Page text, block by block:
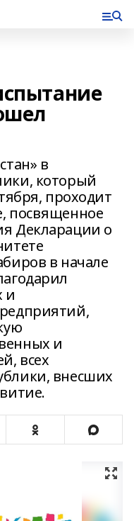
в
который
проходит
посвященное
Декларации о
в начале
и
и
всех
внесших